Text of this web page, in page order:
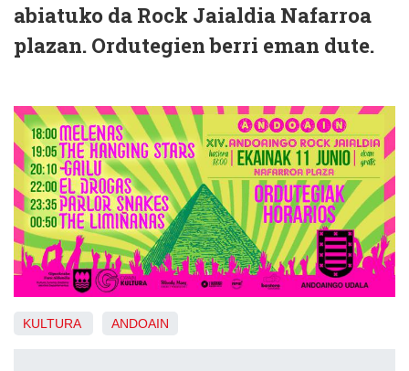
abiatuko da Rock Jaialdia Nafarroa
plazan. Ordutegien berri eman dute.
KULTURA ANDOAIN